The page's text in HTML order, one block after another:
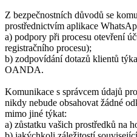
Z bezpečnostních důvodů se
prostřednictvím aplikace
a) podpory při procesu otevření
registračního procesu);
b) zodpovídání dotazů klientů
OANDA.
Komunikace s správcem údajů
nikdy nebude obsahovat žádné
mimo jiné týkat:
a) zůstatku vašich prostředků na